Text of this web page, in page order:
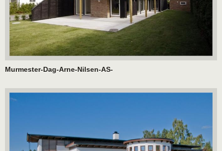
Murmester-Dag-Arne-Nilsen-AS-